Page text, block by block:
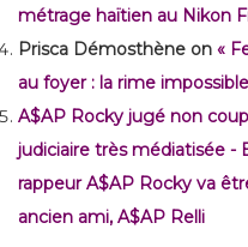
métrage haïtien au Nikon
Prisca Démosthène on «
au foyer : la rime
A$AP Rocky jugé non
judiciaire très médiatisée -
rappeur A$AP Rocky va
ancien ami, A$AP Relli